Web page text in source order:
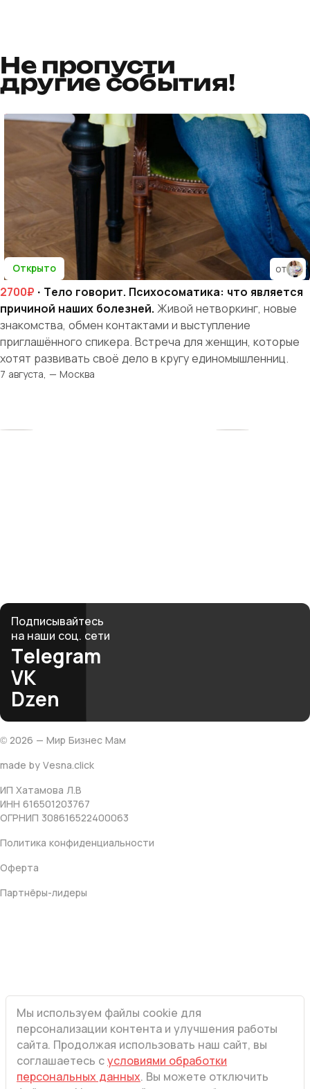
Не пропусти
другие события!
Открыто от
2700₽ · Тело говорит. Психосоматика: что является
причиной наших болезней. Живой нетворкинг, новые
знакомства, обмен контактами и выступление
приглашённого спикера. Встреча для женщин, которые
хотят развивать своё дело в кругу единомышленниц.
7 августа, — Москва
Подписывайтесь
на наши соц. сети
Telegram
VK
Dzen
© 2026 — Мир Бизнес Мам
Политика конфиденциальности
Оферта
Партнёры-лидеры
made by Vesna.click
ИП Хатамова Л.В
ИНН 616501203767
ОГРНИП 308616522400063
Мы используем файлы cookie для
персонализации контента и улучшения работы
сайта. Продолжая использовать наш сайт, вы
соглашаетесь с условиями обработки
персональных данных. Вы можете отключить